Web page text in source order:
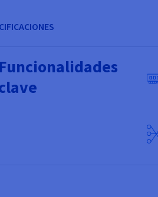
Funcionalidades